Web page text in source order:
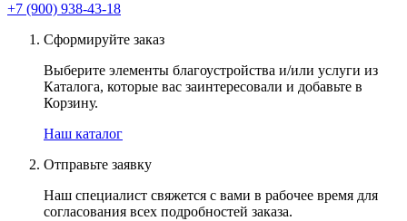
+7 (900) 938-43-18
Сформируйте заказ
Выберите элементы благоустройства и/или услуги из
Каталога, которые вас заинтересовали и добавьте в
Корзину.
Наш каталог
Отправьте заявку
Наш специалист свяжется с вами в рабочее время для
согласования всех подробностей заказа.